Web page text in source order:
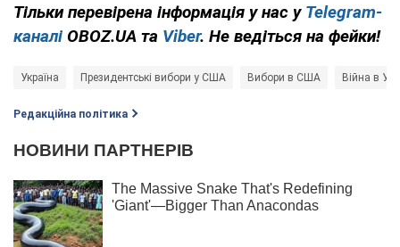
Тільки перевірена інформація у нас у Telegram-
каналі OBOZ.UA та Viber. Не ведіться на фейки!
Україна Президентські вибори у США Вибори в США Війна в
Редакційна політика